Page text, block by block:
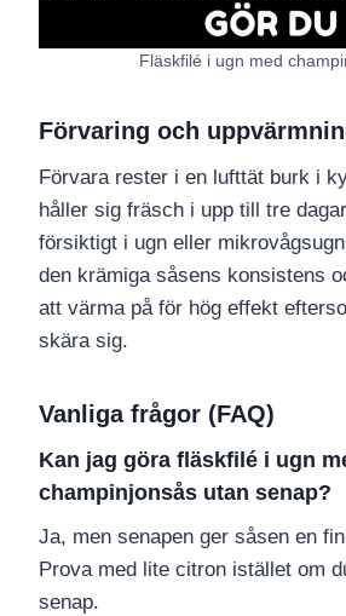
Fläskfilé i ugn med
Förvaring och
Förvara rester i en lufttät burk i
håller sig fräsch i upp till tre
försiktigt i ugn eller
den krämiga såsens konsistens
att värma på för hög effekt
skära sig.
Vanliga frågor (FAQ)
Kan jag göra fläskfilé i ugn
champinjonsås utan senap?
Ja, men senapen ger såsen en
Prova med lite citron istället om
senap.